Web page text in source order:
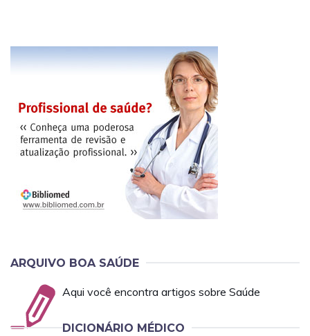
ARQUIVO BOA SAÚDE
Aqui você encontra artigos sobre Saúde
DICIONÁRIO MÉDICO